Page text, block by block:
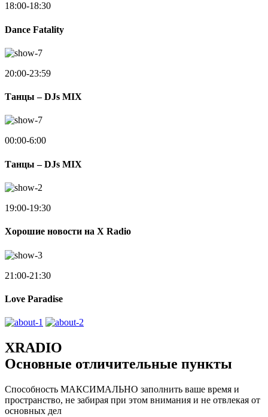
18:00-18:30
Dance Fatality
20:00-23:59
Танцы – DJs MIX
00:00-6:00
Танцы – DJs MIX
19:00-19:30
Хорошие новости на X Radio
21:00-21:30
Love Paradise
XRADIO
Основные отличительные пункты
Способность МАКСИМАЛЬНО заполнить ваше время и
пространство, не забирая при этом внимания и не отвлекая от
основных дел